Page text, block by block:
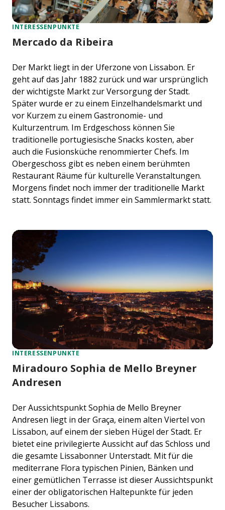
INTERESSENPUNKTE
Mercado da Ribeira
Der Markt liegt in der Uferzone von Lissabon. Er
geht auf das Jahr 1882 zurück und war ursprünglich
der wichtigste Markt zur Versorgung der Stadt.
Später wurde er zu einem Einzelhandelsmarkt und
vor Kurzem zu einem Gastronomie- und
Kulturzentrum. Im Erdgeschoss können Sie
traditionelle portugiesische Snacks kosten, aber
auch die Fusionsküche renommierter Chefs. Im
Obergeschoss gibt es neben einem berühmten
Restaurant Räume für kulturelle Veranstaltungen.
Morgens findet noch immer der traditionelle Markt
statt. Sonntags findet immer ein Sammlermarkt statt.
INTERESSENPUNKTE
Miradouro Sophia de Mello Breyner
Andresen
Der Aussichtspunkt Sophia de Mello Breyner
Andresen liegt in der Graça, einem alten Viertel von
Lissabon, auf einem der sieben Hügel der Stadt. Er
bietet eine privilegierte Aussicht auf das Schloss und
die gesamte Lissabonner Unterstadt. Mit für die
mediterrane Flora typischen Pinien, Bänken und
einer gemütlichen Terrasse ist dieser Aussichtspunkt
einer der obligatorischen Haltepunkte für jeden
Besucher Lissabons.